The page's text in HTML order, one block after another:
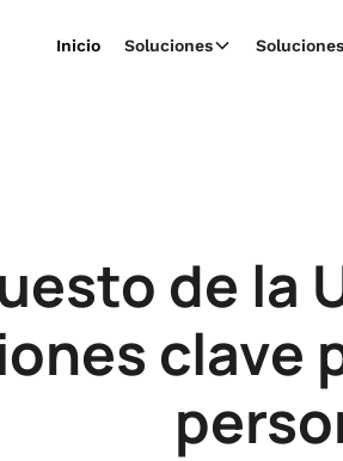
Inicio Soluciones Soluciones
de la
clave